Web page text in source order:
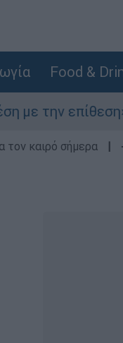
Food &
λέει η
τον καιρό σήμερα